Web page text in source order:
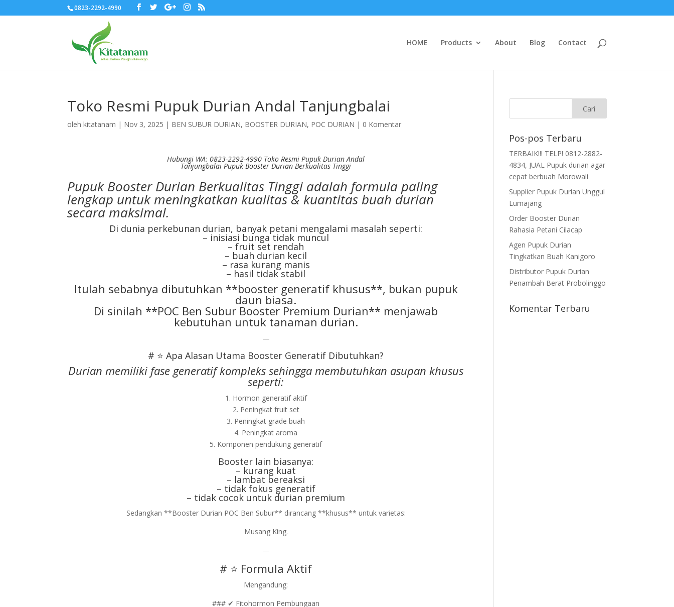
0823-2292-4990
HOME Products About Blog Contact
Toko Resmi Pupuk Durian Andal Tanjungbalai
olehkitatanam | Nov 3, 2025 | BEN SUBUR DURIAN, BOOSTER DURIAN, POC DURIAN | 0 Komentar
Hubungi WA: 0823-2292-4990 Toko Resmi Pupuk Durian Andal
TanjungbalaiPupuk Booster Durian Berkualitas Tinggi
Pupuk Booster Durian Berkualitas Tinggi adalah formula paling
lengkap untuk meningkatkan kualitas & kuantitas buah durian
secara maksimal.
Di dunia perkebunan durian, banyak petani mengalami masalah seperti:
– inisiasi bunga tidak muncul
– fruit set rendah
– buah durian kecil
– rasa kurang manis
– hasil tidak stabil
Itulah sebabnya dibutuhkan **booster generatif khusus**, bukan pupuk
daun biasa.
Di sinilah **POC Ben Subur Booster Premium Durian** menjawab
kebutuhan untuk tanaman durian.
—
# ⭐ Apa Alasan Utama Booster Generatif Dibutuhkan?
Durian memiliki fase generatif kompleks sehingga membutuhkan asupan khusus
seperti:
1. Hormon generatif aktif
2. Peningkat fruit set
3. Peningkat grade buah
4. Peningkat aroma
5. Komponen pendukung generatif
Booster lain biasanya:
– kurang kuat
– lambat bereaksi
– tidak fokus generatif
– tidak cocok untuk durian premium
Sedangkan **Booster Durian POC Ben Subur** dirancang **khusus** untuk varietas:
Musang King.
—
# ⭐ Formula Aktif
Mengandung:
### ✔ Fitohormon Pembungaan
Pos-pos Terbaru
TERBAIK!!! TELP! 0812-2882-
4834, JUAL Pupuk durian agar
cepat berbuah Morowali
Supplier Pupuk Durian Unggul
Lumajang
Order Booster Durian
Rahasia Petani Cilacap
Agen Pupuk Durian
Tingkatkan Buah Kanigoro
Distributor Pupuk Durian
Penambah Berat Probolinggo
Komentar Terbaru